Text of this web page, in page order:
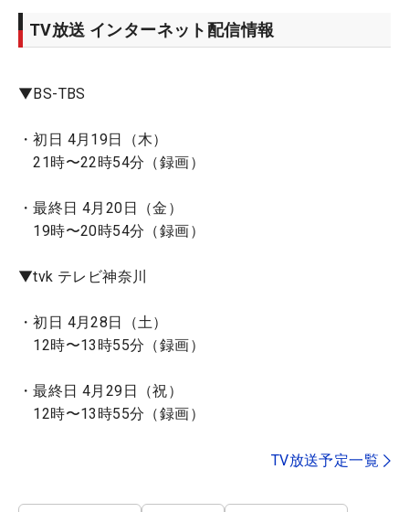
TV放送 インターネット配信情報
▼BS-TBS
・初日 4月19日（木）
21時〜22時54分（録画）
・最終日 4月20日（金）
19時〜20時54分（録画）
▼tvk テレビ神奈川
・初日 4月28日（土）
12時〜13時55分（録画）
・最終日 4月29日（祝）
12時〜13時55分（録画）
TV放送予定一覧